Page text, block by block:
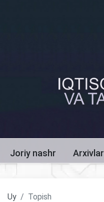
Joriy nashr Arxivlar
Uy Topish